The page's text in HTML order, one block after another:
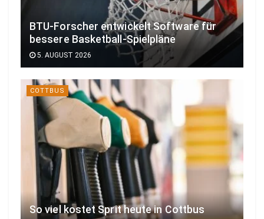
BTU-Forscher entwickelt Software für
bessere Basketball-Spielpläne
5. AUGUST 2026
COTTBUS
So viel kostet Sprit heute in Cottbus